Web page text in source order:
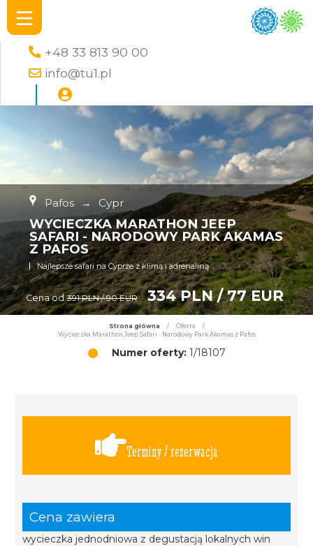
+48 33 813 90 00
info@tu1.pl
Pafos → Cypr
WYCIECZKA MARATHON JEEP
SAFARI - NARODOWY PARK AKAMAS
Z PAFOS
Najlepsze safari na Cyprze z klimą i adrenaliną
Cena od 391 PLN / 90 EUR 334 PLN / 77 EUR
Strona główna / Oferta
/
Wycieczka Marathon Jeep Safari - Narodowy Park Akamas z Pafos
Numer oferty:1/18107
Terminy / rezerwacja
Cena zawiera
wycieczka jednodniowa z degustacją lokalnych win